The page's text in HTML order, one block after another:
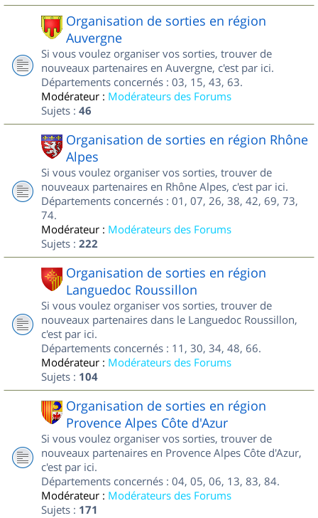
Organisation de sorties en région
Auvergne
Si vous voulez organiser vos sorties, trouver de
nouveaux partenaires en Auvergne, c'est par ici.
Départements concernés : 03, 15, 43, 63.
Modérateur : Modérateurs des Forums
Sujets : 46
Organisation de sorties en région Rhône
Alpes
Si vous voulez organiser vos sorties, trouver de
nouveaux partenaires en Rhône Alpes, c'est par ici.
Départements concernés : 01, 07, 26, 38, 42, 69, 73,
74.
Modérateur : Modérateurs des Forums
Sujets : 222
Organisation de sorties en région
Languedoc Roussillon
Si vous voulez organiser vos sorties, trouver de
nouveaux partenaires dans le Languedoc Roussillon,
c'est par ici.
Départements concernés : 11, 30, 34, 48, 66.
Modérateur : Modérateurs des Forums
Sujets : 104
Organisation de sorties en région
Provence Alpes Côte d'Azur
Si vous voulez organiser vos sorties, trouver de
nouveaux partenaires en Provence Alpes Côte d'Azur,
c'est par ici.
Départements concernés : 04, 05, 06, 13, 83, 84.
Modérateur : Modérateurs des Forums
Sujets : 171